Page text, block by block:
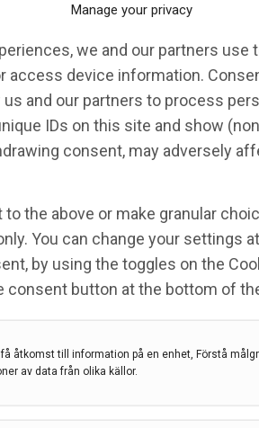
Manage your privacy
we and our partners use
access device information.
and our partners to process
IDs on this site and show
consent, may adversely
the above or make granular
You can change your settings
by using the toggles on the
consent button at the bottom of
åtkomst till information på en enhet, Förstå
av data från olika källor.
på stroke och
av patienter till kardiologi-
Sjukhuset har full beredskap
och uppmanar nu patienter med